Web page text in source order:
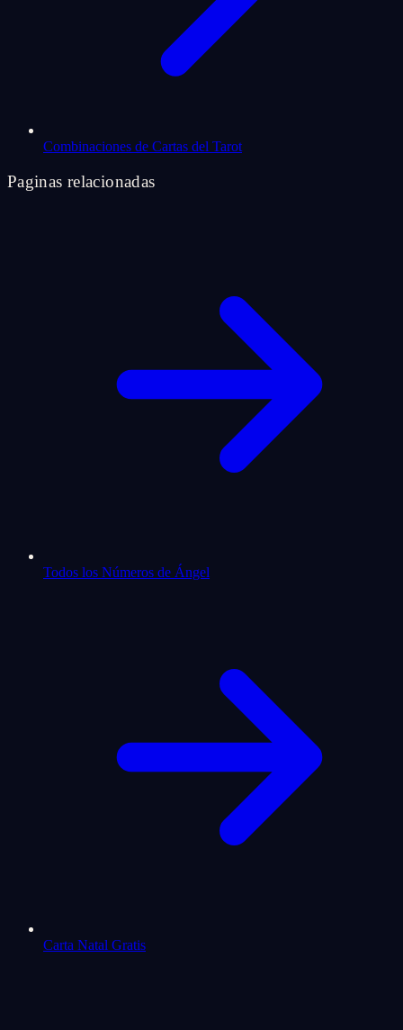
Combinaciones de Cartas del Tarot
Paginas relacionadas
Todos los Números de Ángel
Carta Natal Gratis